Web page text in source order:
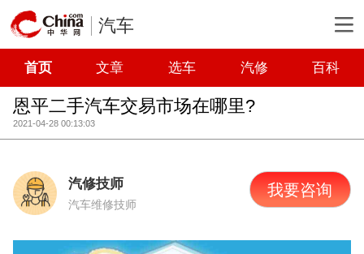
汽车
首页 文章 选车 汽修 百科
恩平二手汽车交易市场在哪里?
2021-04-28 00:13:03
汽修技师
汽车维修技师
我要咨询